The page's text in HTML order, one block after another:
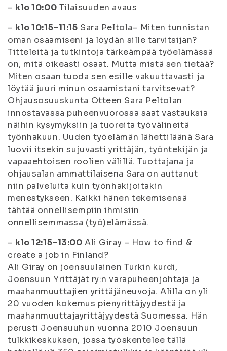
– klo 10:00 Tilaisuuden avaus
– klo 10:15–11:15 Sara Peltola– Miten tunnistan
oman osaamiseni ja löydän sille tarvitsijan?
Titteleitä ja tutkintoja tärkeämpää työelämässä
on, mitä oikeasti osaat. Mutta mistä sen tietää?
Miten osaan tuoda sen esille vakuuttavasti ja
löytää juuri minun osaamistani tarvitsevat?
Ohjausosuuskunta Otteen Sara Peltolan
innostavassa puheenvuorossa saat vastauksia
näihin kysymyksiin ja tuoreita työvälineitä
työnhakuun. Uuden työelämän lähettiläänä Sara
luovii itsekin sujuvasti yrittäjän, työntekijän ja
vapaaehtoisen roolien välillä. Tuottajana ja
ohjausalan ammattilaisena Sara on auttanut
niin palveluita kuin työnhakijoitakin
menestykseen. Kaikki hänen tekemisensä
tähtää onnellisempiin ihmisiin
onnellisemmassa (työ)elämässä.
– klo 12:15–13:00 Ali Giray – How to find &
create a job in Finland?
Ali Giray on joensuulainen Turkin kurdi,
Joensuun Yrittäjät ry:n varapuheenjohtaja ja
maahanmuuttajien yrittäjäneuvoja. Alilla on yli
20 vuoden kokemus pienyrittäjyydestä ja
maahanmuuttajayrittäjyydestä Suomessa. Hän
perusti Joensuuhun vuonna 2010 Joensuun
tulkkikeskuksen, jossa työskentelee tällä